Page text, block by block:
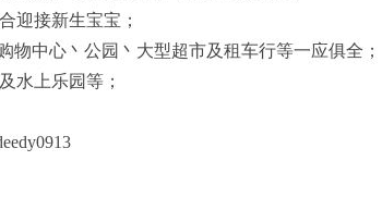
迎接新生宝宝；
物中心丶公园丶大型超市及租车行等一应俱全；
水上乐园等；